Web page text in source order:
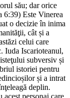
său; dar orice
6:39) Este Vinerea
o decizie în inima
cât și a
celui care
Iuda Iscarioteanul,
subversiv și
istoriei pentru
și a intrat
deplin.